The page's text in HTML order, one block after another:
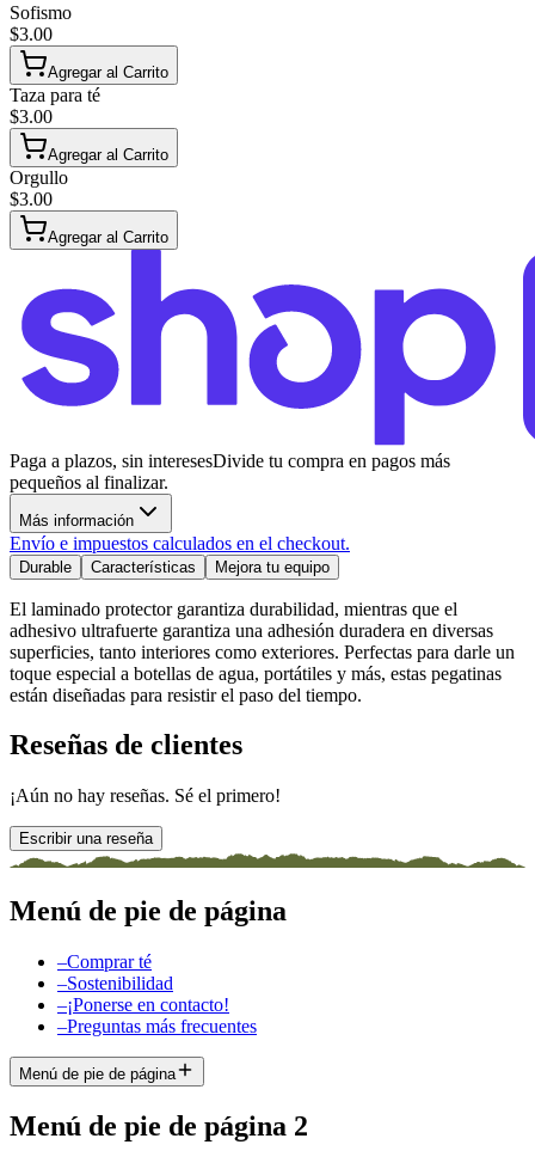
Sofismo
$3.00
Agregar al Carrito
Taza para té
$3.00
Agregar al Carrito
Orgullo
$3.00
Agregar al Carrito
Paga a plazos, sin interesesDivide tu compra en pagos más
pequeños al finalizar.
Más información
Envío e impuestos calculados en el checkout.
Durable Características Mejora tu equipo
El laminado protector garantiza durabilidad, mientras que el
adhesivo ultrafuerte garantiza una adhesión duradera en diversas
superficies, tanto interiores como exteriores. Perfectas para darle un
toque especial a botellas de agua, portátiles y más, estas pegatinas
están diseñadas para resistir el paso del tiempo.
Reseñas de clientes
¡Aún no hay reseñas. Sé el primero!
Escribir una reseña
Menú de pie de página
–Comprar té
–Sostenibilidad
–¡Ponerse en contacto!
–Preguntas más frecuentes
Menú de pie de página
Menú de pie de página 2